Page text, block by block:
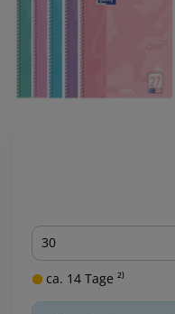
Menge
ca. 14 Tage ²⁾